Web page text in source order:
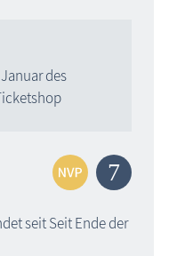
des
seitSeit Ende der